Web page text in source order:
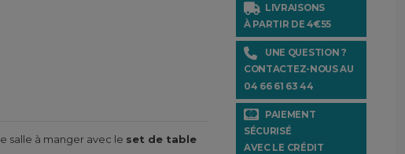
salle à manger avec le set de table
LIVRAISONS
À PARTIR DE 4€55
UNE QUESTION ?
CONTACTEZ-NOUS AU
04 66 61 63 44
PAIEMENT
SÉCURISÉ
AVEC LE CRÉDIT